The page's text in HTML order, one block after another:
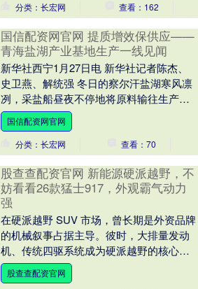
分类：长宏网
查看：162
国信配资网官网 提质增效保供应——
青海盐湖产业基地生产一线见闻
新华社西宁1月27日电 新华社记者陈杰、
史卫燕、解统强 冬日的察尔汗盐湖寒风凛
冽，采盐船昼夜不停地将原料输往生产车
间。青海盐湖工业股份有限公司的一处生
产车间内，....
国信配资网官网
分类：长宏网
查看：70
股查查配资官网 新能源硬派越野，不
妨看看26款猛士917，外观霸气动力
强
在硬派越野 SUV 市场，曾长期是外资品牌
的机械叙事占据主导。彼时，大排量发动
机、传统四驱系统成为硬派越野的核心标
签，自主品牌在这一细分领域难有话语
权。而随着新....
股查查配资官网